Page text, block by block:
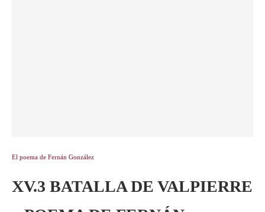
El poema de Fernán González
XV.3 BATALLA DE VALPIERRE